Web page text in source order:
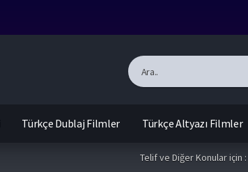
Türkçe Dublaj Filmler Türkçe Altyazı Filmler
Telif ve Diğer Konular için :